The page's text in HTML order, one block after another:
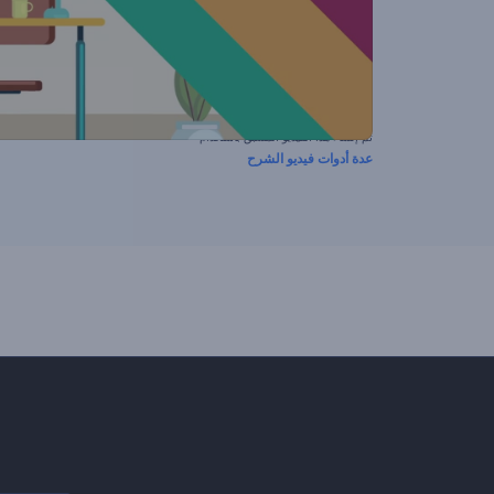
تم إنشاء هذا الفيديو المسبق باستخدام
عدة أدوات فيديو الشرح